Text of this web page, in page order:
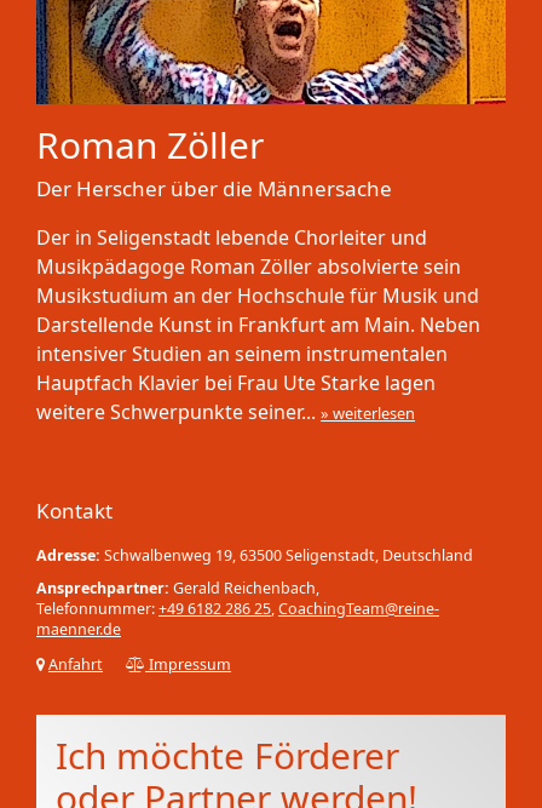
Roman Zöller
Der Herscher über die Männersache
Der in Seligenstadt lebende Chorleiter und
Musikpädagoge Roman Zöller absolvierte sein
Musikstudium an der Hochschule für Musik und
Darstellende Kunst in Frankfurt am Main. Neben
intensiver Studien an seinem instrumentalen
Hauptfach Klavier bei Frau Ute Starke lagen
weitere Schwerpunkte seiner... » weiterlesen
Kontakt
Adresse: Schwalbenweg 19, 63500 Seligenstadt, Deutschland
Ansprechpartner: Gerald Reichenbach,
Telefonnummer:+49 6182 286 25,CoachingTeam@reine-
maenner.de
Anfahrt
Impressum
Ich möchte Förderer
oder Partner werden!